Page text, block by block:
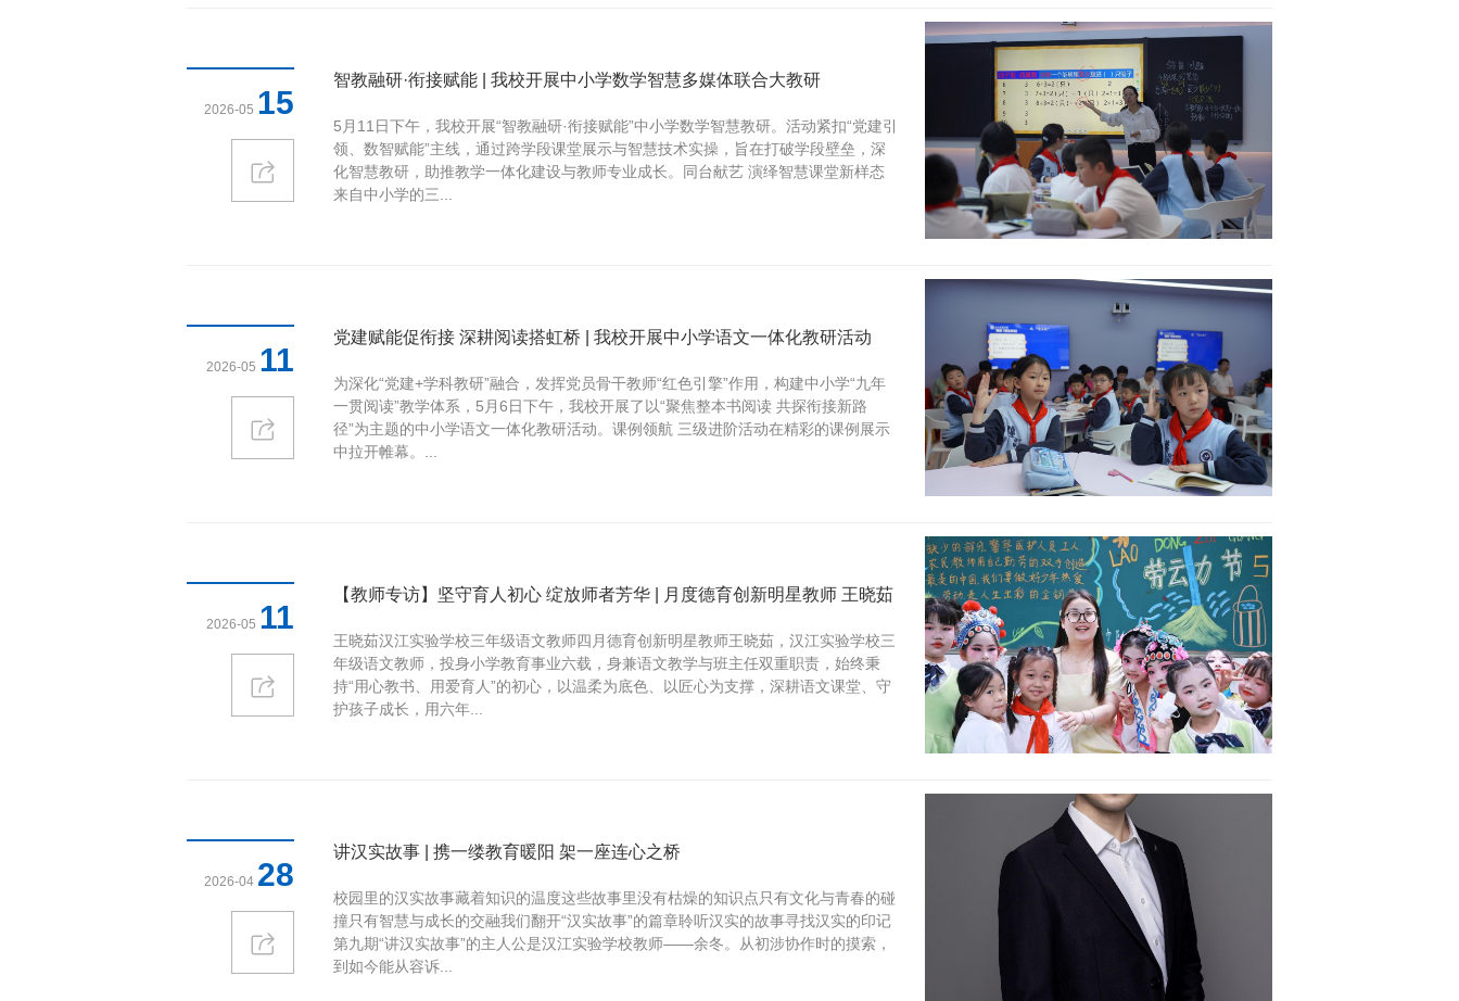
2026-05 15
智教融研·衔接赋能 | 我校开展中小学数学智慧多媒体联合大教研
5月11日下午，我校开展“智教融研·衔接赋能”中小学数学智慧教研。活动紧扣“党建引
领、数智赋能”主线，通过跨学段课堂展示与智慧技术实操，旨在打破学段壁垒，深
化智慧教研，助推教学一体化建设与教师专业成长。同台献艺 演绎智慧课堂新样态
来自中小学的三...
2026-05 11
党建赋能促衔接 深耕阅读搭虹桥 | 我校开展中小学语文一体化教研活动
为深化“党建+学科教研”融合，发挥党员骨干教师“红色引擎”作用，构建中小学“九年
一贯阅读”教学体系，5月6日下午，我校开展了以“聚焦整本书阅读 共探衔接新路
径”为主题的中小学语文一体化教研活动。课例领航 三级进阶活动在精彩的课例展示
中拉开帷幕。...
2026-05 11
【教师专访】坚守育人初心 绽放师者芳华 | 月度德育创新明星教师 王晓茹
王晓茹汉江实验学校三年级语文教师四月德育创新明星教师王晓茹，汉江实验学校三
年级语文教师，投身小学教育事业六载，身兼语文教学与班主任双重职责，始终秉
持“用心教书、用爱育人”的初心，以温柔为底色、以匠心为支撑，深耕语文课堂、守
护孩子成长，用六年...
2026-04 28
讲汉实故事 | 携一缕教育暖阳 架一座连心之桥
校园里的汉实故事藏着知识的温度这些故事里没有枯燥的知识点只有文化与青春的碰
撞只有智慧与成长的交融我们翻开“汉实故事”的篇章聆听汉实的故事寻找汉实的印记
第九期“讲汉实故事”的主人公是汉江实验学校教师——余冬。从初涉协作时的摸索，
到如今能从容诉...